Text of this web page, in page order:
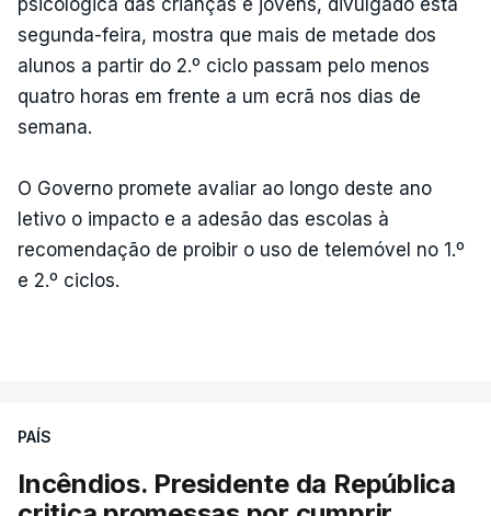
psicológica das crianças e jovens, divulgado esta
segunda-feira, mostra que mais de metade dos
alunos a partir do 2.º ciclo passam pelo menos
quatro horas em frente a um ecrã nos dias de
semana.
O Governo promete avaliar ao longo deste ano
letivo o impacto e a adesão das escolas à
recomendação de proibir o uso de telemóvel no 1.º
e 2.º ciclos.
PAÍS
Incêndios. Presidente da República